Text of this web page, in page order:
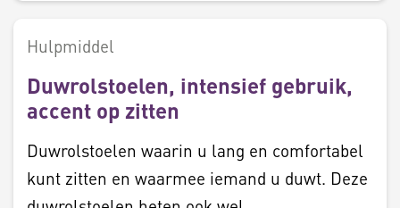
Hulpmiddel
Duwrolstoelen, intensief gebruik,
accent op zitten
Duwrolstoelen waarin u lang en comfortabel
kunt zitten en waarmee iemand u duwt. Deze